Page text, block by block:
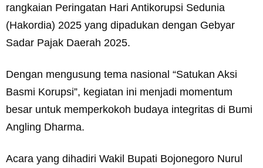
rangkaian Peringatan Hari Antikorupsi Sedunia
(Hakordia) 2025 yang dipadukan dengan Gebyar
Sadar Pajak Daerah 2025.
Dengan mengusung tema nasional “Satukan Aksi
Basmi Korupsi”, kegiatan ini menjadi momentum
besar untuk memperkokoh budaya integritas di Bumi
Angling Dharma.
Acara yang dihadiri Wakil Bupati Bojonegoro Nurul